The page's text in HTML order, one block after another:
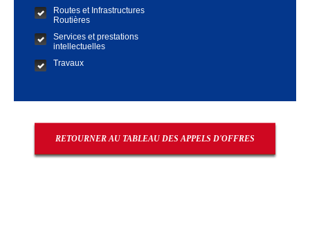
Routes et Infrastructures
Routières
Services et prestations
intellectuelles
Travaux
RETOURNER AU TABLEAU DES APPELS D'OFFRES